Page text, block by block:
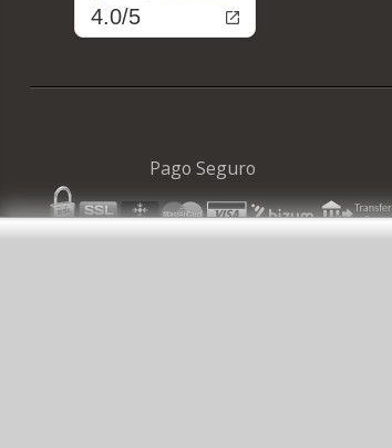
4.0/5
Pago Seguro